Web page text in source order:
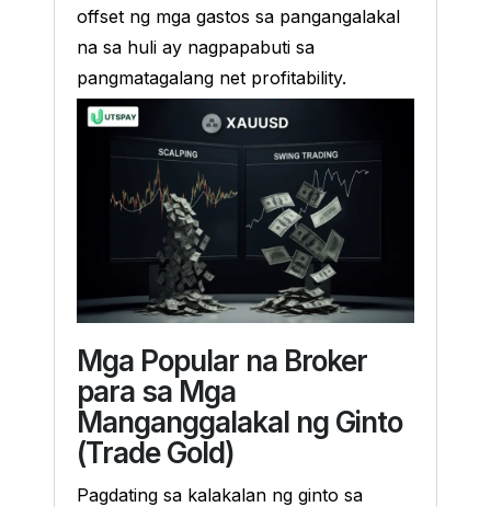
offset ng mga gastos sa pangangalakal
na sa huli ay nagpapabuti sa
pangmatagalang net profitability.
Mga Popular na Broker
para sa Mga
Manganggalakal ng Ginto
(Trade Gold)
Pagdating sa kalakalan ng ginto sa